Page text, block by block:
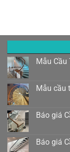
Mẫu Cầu
Mẫu cầu
Báo giá
Báo giá